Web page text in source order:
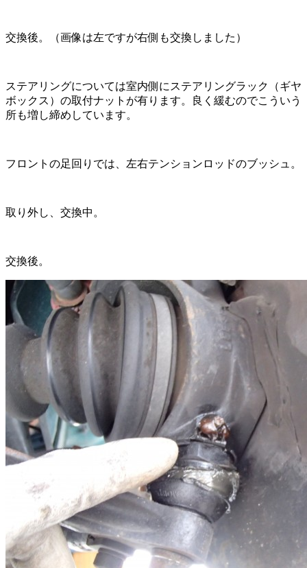
交換後。（画像は左ですが右側も交換しました）
ステアリングについては室内側にステアリングラック（ギヤ
ボックス）の取付ナットが有ります。良く緩むのでこういう
所も増し締めしています。
フロントの足回りでは、左右テンションロッドのブッシュ。
取り外し、交換中。
交換後。